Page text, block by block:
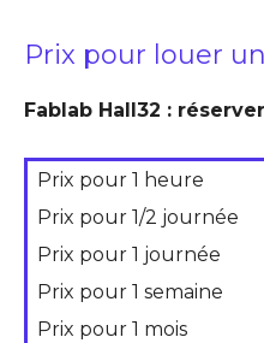
Prix pour louer
Fablab Hall32 :
Prix pour 1 heure
Prix pour 1/2 journée
Prix pour 1 journée
Prix pour 1 semaine
Prix pour 1 mois